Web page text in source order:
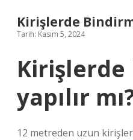
Kirişlerde
Tarih: Kasım 5, 2024
yapılır
12 metreden uzun